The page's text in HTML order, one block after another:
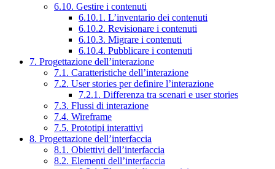
6.10. Gestire i contenuti
6.10.1. L’inventario dei contenuti
6.10.2. Revisionare i contenuti
6.10.3. Migrare i contenuti
6.10.4. Pubblicare i contenuti
7. Progettazione dell’interazione
7.1. Caratteristiche dell’interazione
7.2. User stories per definire l’interazione
7.2.1. Differenza tra scenari e user stories
7.3. Flussi di interazione
7.4. Wireframe
7.5. Prototipi interattivi
8. Progettazione dell’interfaccia
8.1. Obiettivi dell’interfaccia
8.2. Elementi dell’interfaccia